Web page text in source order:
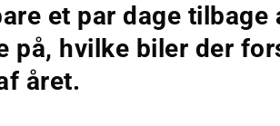
et par dage
på, hvilke biler der
året.